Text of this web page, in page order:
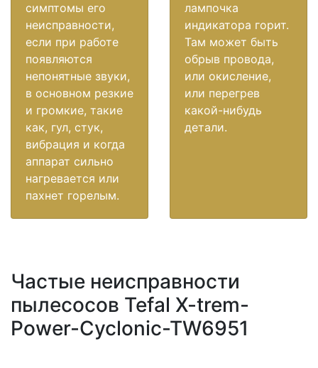
симптомы его
неисправности,
если при работе
появляются
непонятные звуки,
в основном резкие
и громкие, такие
как, гул, стук,
вибрация и когда
аппарат сильно
нагревается или
пахнет горелым.
лампочка
индикатора горит.
Там может быть
обрыв провода,
или окисление,
или перегрев
какой-нибудь
детали.
Частые неисправности
пылесосов Tefal X-trem-
Power-Cyclonic-TW6951